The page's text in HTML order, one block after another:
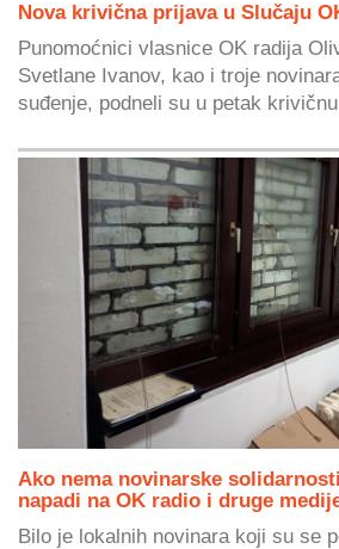
Nova krivična prijava u Slučaju
Punomoćnici vlasnice OK radija
Svetlane Ivanov, kao i troje
suđenje, podneli su u petak
Ako nema novinarske
napadi na OK radio i druge
Bilo je lokalnih novinara koji su se